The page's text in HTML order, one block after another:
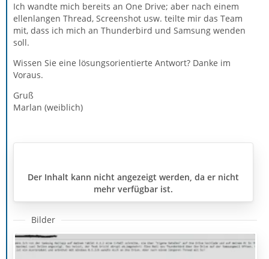
Ich wandte mich bereits an One Drive; aber nach einem
ellenlangen Thread, Screenshot usw. teilte mir das Team
mit, dass ich mich an Thunderbird und Samsung wenden
soll.
Wissen Sie eine lösungsorientierte Antwort? Danke im
Voraus.
Gruß
Marlan (weiblich)
Der Inhalt kann nicht angezeigt werden, da er nicht
mehr verfügbar ist.
Bilder